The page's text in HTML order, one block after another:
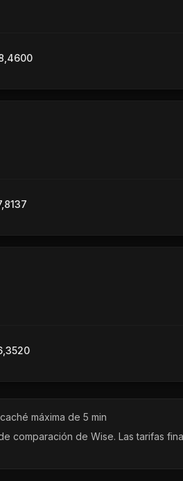
caché máxima de 5 min
comparación de Wise. Las tarifas